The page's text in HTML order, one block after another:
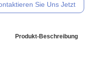
Sie Uns Jetzt
Produkt-Beschreibung